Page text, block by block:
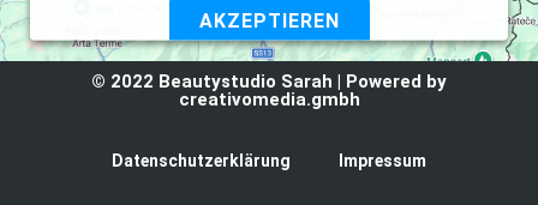
AKZEPTIEREN
Powered byUsercentrics Consent Management Platform
© 2022 Beautystudio Sarah | Powered by
creativomedia.gmbh
Datenschutzerklärung Impressum